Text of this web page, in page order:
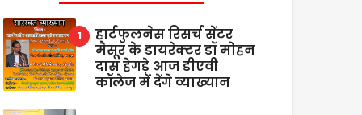
हार्टफुलनेस रिसर्च सेंटर
मैसूर के डायरेक्टर डॉ मोहन
दास हेगड़े आज डीएवी
कॉलेज में देंगे व्याख्यान